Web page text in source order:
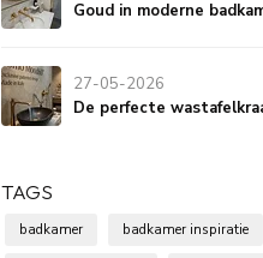
Goud in moderne
27-05-2026
De perfecte
TAGS
badkamer badkamer inspiratie